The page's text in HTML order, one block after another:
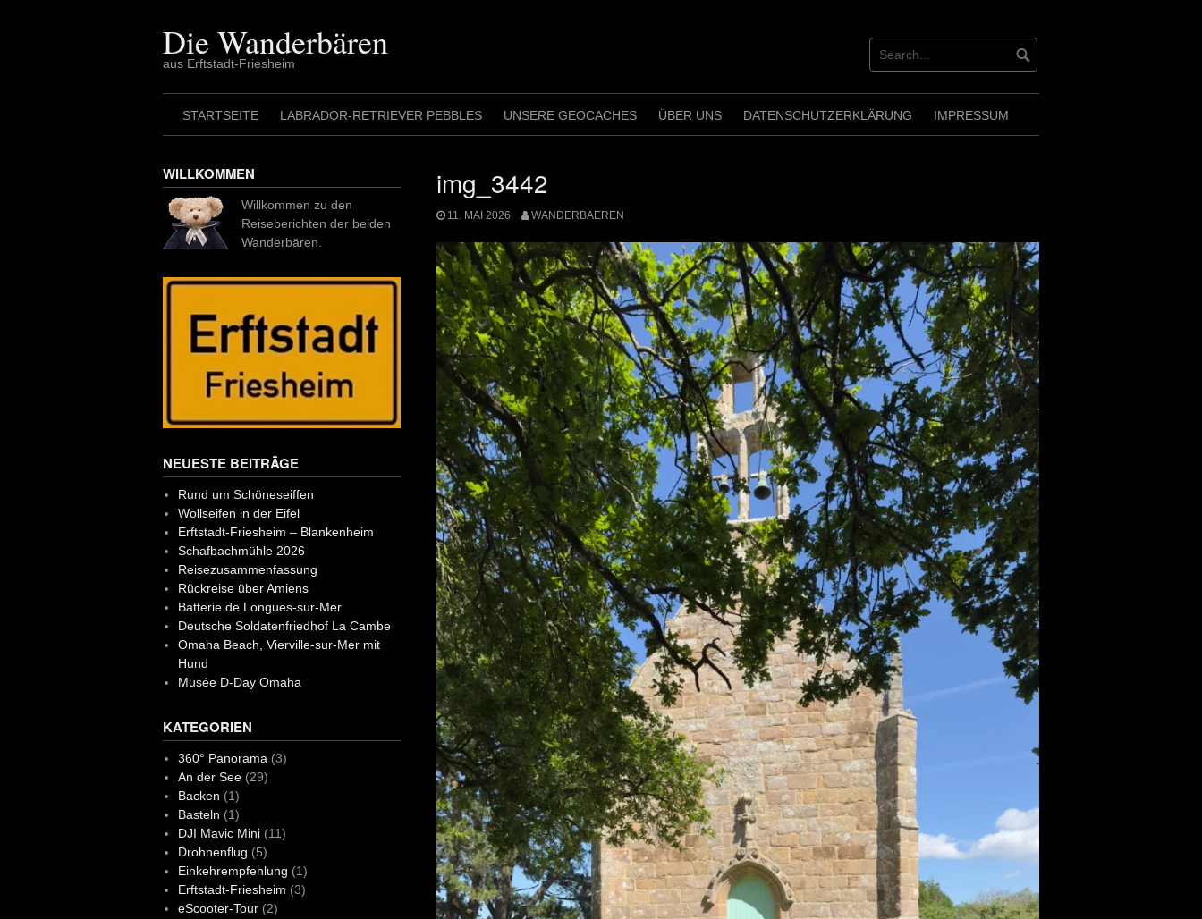
Die Wanderbären
aus Erftstadt-Friesheim
STARTSEITE LABRADOR-RETRIEVER PEBBLES UNSERE GEOCACHES ÜBER UNS DATENSCHUTZERKLÄRUNG IMPRESSUM
img_3442
11. MAI 2026 WANDERBAEREN
WILLKOMMEN
Willkommen zu den
Reiseberichten der beiden
Wanderbären.
NEUESTE BEITRÄGE
Rund um Schöneseiffen
Wollseifen in der Eifel
Erftstadt-Friesheim – Blankenheim
Schafbachmühle 2026
Reisezusammenfassung
Rückreise über Amiens
Batterie de Longues-sur-Mer
Deutsche Soldatenfriedhof La Cambe
Omaha Beach, Vierville-sur-Mer mit
Hund
Musée D-Day Omaha
KATEGORIEN
360° Panorama(3)
An der See(29)
Backen (1)
Basteln (1)
DJI Mavic Mini(11)
Drohnenflug (5)
Einkehrempfehlung (1)
Erftstadt-Friesheim (3)
eScooter-Tour(2)